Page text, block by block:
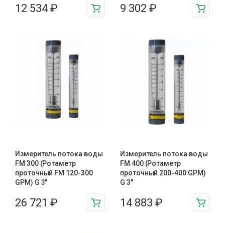
12 534 ₽ 9 302 ₽
Измеритель потока воды
FM 300 (Ротаметр
проточный FM 120-300
GPM) G 3″
26 721 ₽
Измеритель потока воды
FM 400 (Ротаметр
проточный 200-400 GPM)
G 3″
14 883 ₽